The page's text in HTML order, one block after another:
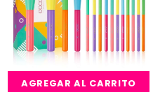
AGREGAR AL CARRITO